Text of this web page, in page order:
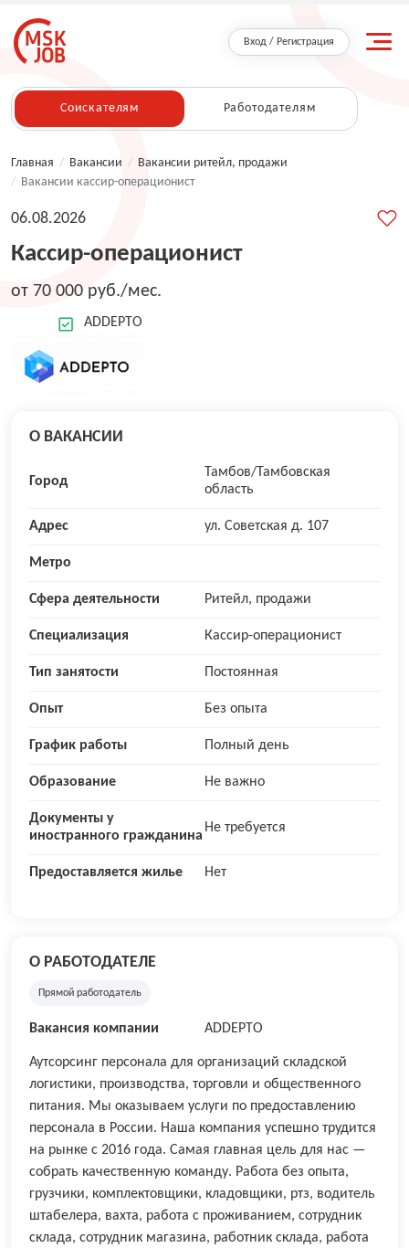
Вход / Регистрация
Соискателям Работодателям
Главная / Вакансии / Вакансии ритейл, продажи
/ Вакансии кассир-операционист
Кассир-операционист
06.08.2026
от 70 000 руб./мес.
ADDEPTO
О ВАКАНСИИ
Город
Тамбов/Тамбовская
область
Адрес ул. Советская д. 107
Метро
Сфера деятельности Ритейл, продажи
Специализация Кассир-операционист
Тип занятости Постоянная
Опыт Без опыта
График работы Полный день
Образование Не важно
Документы у
иностранного гражданина
Не требуется
Предоставляется жилье Нет
О РАБОТОДАТЕЛЕ
Прямой работодатель
Вакансия компании ADDEPTO
Аутсорсинг персонала для организаций складской
логистики, производства, торговли и общественного
питания. Мы оказываем услуги по предоставлению
персонала в России. Наша компания успешно трудится
на рынке с 2016 года. Самая главная цель для нас —
собрать качественную команду. Работа без опыта,
грузчики, комплектовщики, кладовщики, ртз, водитель
штабелера, вахта, работа с проживанием, сотрудник
склада, сотрудник магазина, работник склада, работа